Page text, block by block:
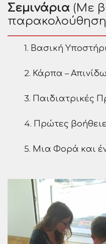
Σεμινάρια (Με
1. Βασική
2. Κάρπα –
3. Παιδιατρικές
4. Πρώτες